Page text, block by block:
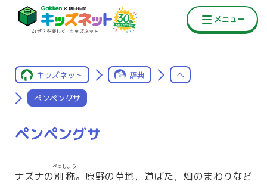
キッズネット 辞典 へ
ペンペングサ
ペンペングサ
ナズナの別称
べっしょう
。原野の草地，道ばた，畑のまわりなど